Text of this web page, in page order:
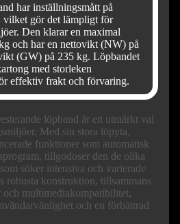
har inställningsmått på
gör det lämpligt för
Den klarar en maximal
och har en nettovikt (NW) på
(GW) på 235 kg. Löpbandet
med storleken
effektiv frakt och förvaring.
löpband är ett utmärkt val
Med sin stora löpyta,
funktioner som automatisk
tillgodoser den de olika
söker intensiva och varierade
robusta konstruktion, tillsammans
och multimediakompatibilitet,
och en förbättrad